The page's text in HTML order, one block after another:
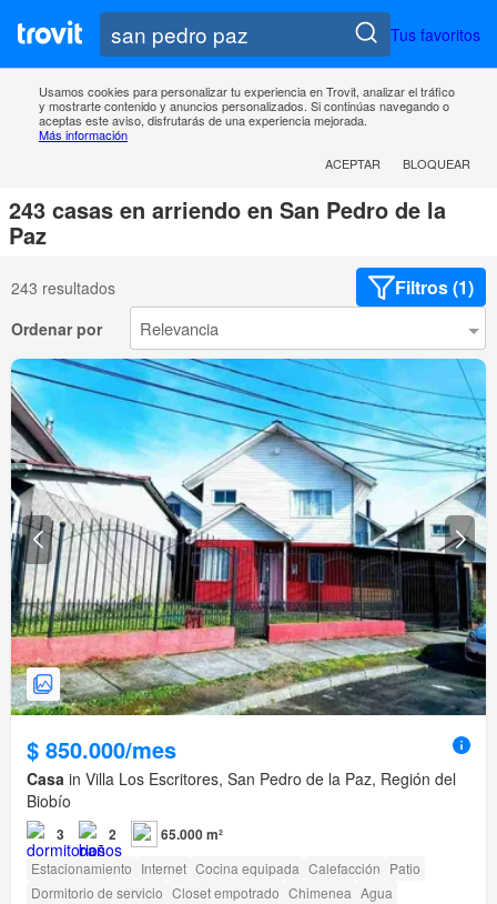
Tus favoritos
Usamos cookies para personalizar tu experiencia en Trovit, analizar el tráfico
y mostrarte contenido y anuncios personalizados. Si continúas navegando o
aceptas este aviso, disfrutarás de una experiencia mejorada.
Más información
ACEPTAR
BLOQUEAR
243 casas en arriendo en San Pedro de la
Paz
243 resultados Filtros (1)
Ordenar por
$ 850.000/mes
Casa in Villa Los Escritores, San Pedro de la Paz, Región del
Biobío
3 2 65.000 m²
Estacionamiento Internet Cocina equipada Calefacción Patio
Dormitorio de servicio Closet empotrado Chimenea Agua